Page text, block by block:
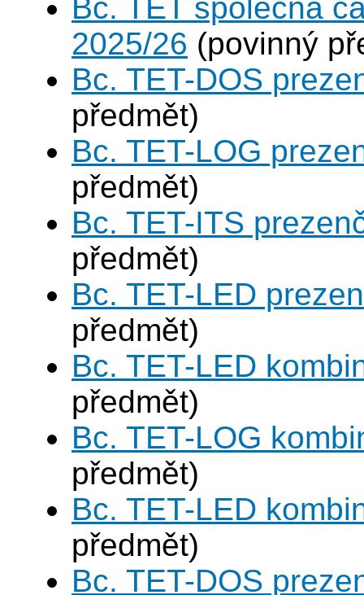
Bc. TET společná
2025/26 (povinný
Bc. TET-DOS
předmět)
Bc. TET-LOG
předmět)
Bc. TET-ITS
předmět)
Bc. TET-LED
předmět)
Bc. TET-LED
předmět)
Bc. TET-LOG
předmět)
Bc. TET-LED
předmět)
Bc. TET-DOS